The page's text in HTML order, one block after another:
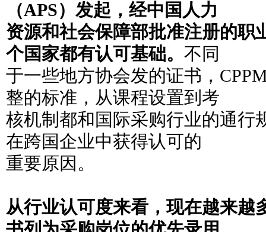
（APS）发起，经中国人力
资源和社会保障部批准注册的职
个国家都有认可基础。 不同
于一些地方协会发的证书，
整的标准，从课程设置到考
核机制都和国际采购行业的通行
在跨国企业中获得认可的
重要原因。
从行业认可度来看，现在越来越